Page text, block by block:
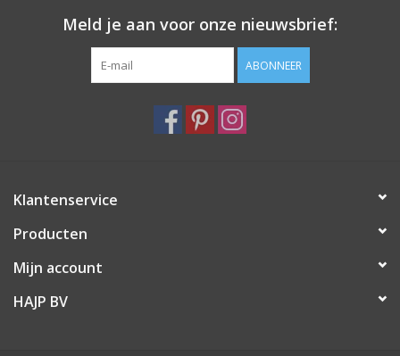
Meld je aan voor onze nieuwsbrief:
ABONNEER
Klantenservice
Producten
Mijn account
HAJP BV